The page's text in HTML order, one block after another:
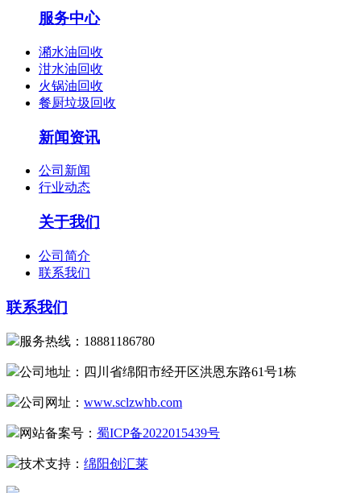
服务中心
潲水油回收
泔水油回收
火锅油回收
餐厨垃圾回收
新闻资讯
公司新闻
行业动态
关于我们
公司简介
联系我们
联系我们
服务热线：18881186780
公司地址：四川省绵阳市经开区洪恩东路61号1栋
公司网址： www.sclzwhb.com
网站备案号： 蜀ICP备2022015439号
技术支持： 绵阳创汇莱